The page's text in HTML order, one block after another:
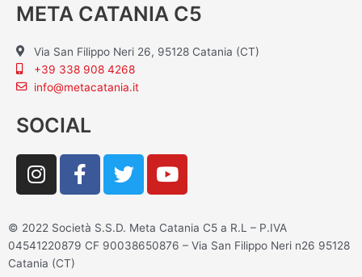
META CATANIA C5
Via San Filippo Neri 26, 95128 Catania (CT)
+39 338 908 4268
info@metacatania.it
SOCIAL
I
n
t
a
g
F
a
e
b
T
w
t
t
Y
o
t
u
© 2022 Società S.S.D. Meta Catania C5 a R.L – P.IVA
04541220879 CF 90038650876 – Via San Filippo Neri n26 95128
Catania (CT)